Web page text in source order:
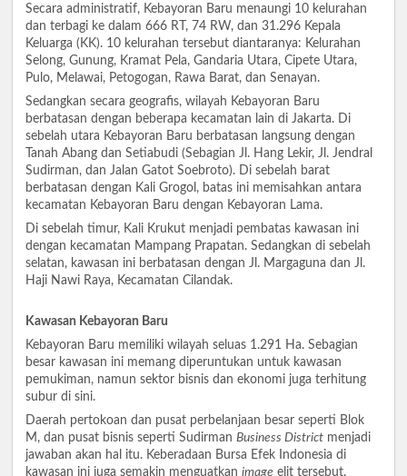
Secara administratif, Kebayoran Baru menaungi 10 kelurahan
dan terbagi ke dalam 666 RT, 74 RW, dan 31.296 Kepala
Keluarga (KK). 10 kelurahan tersebut diantaranya: Kelurahan
Selong, Gunung, Kramat Pela, Gandaria Utara, Cipete Utara,
Pulo, Melawai, Petogogan, Rawa Barat, dan Senayan.
Sedangkan secara geografis, wilayah Kebayoran Baru
berbatasan dengan beberapa kecamatan lain di Jakarta. Di
sebelah utara Kebayoran Baru berbatasan langsung dengan
Tanah Abang dan Setiabudi (Sebagian Jl. Hang Lekir, Jl. Jendral
Sudirman, dan Jalan Gatot Soebroto). Di sebelah barat
berbatasan dengan Kali Grogol, batas ini memisahkan antara
kecamatan Kebayoran Baru dengan Kebayoran Lama.
Di sebelah timur, Kali Krukut menjadi pembatas kawasan ini
dengan kecamatan Mampang Prapatan. Sedangkan di sebelah
selatan, kawasan ini berbatasan dengan Jl. Margaguna dan Jl.
Haji Nawi Raya, Kecamatan Cilandak.
Kawasan Kebayoran Baru
Kebayoran Baru memiliki wilayah seluas 1.291 Ha. Sebagian
besar kawasan ini memang diperuntukan untuk kawasan
pemukiman, namun sektor bisnis dan ekonomi juga terhitung
subur di sini.
Daerah pertokoan dan pusat perbelanjaan besar seperti Blok
M, dan pusat bisnis seperti Sudirman Business District menjadi
jawaban akan hal itu. Keberadaan Bursa Efek Indonesia di
kawasan ini juga semakin menguatkan image elit tersebut.